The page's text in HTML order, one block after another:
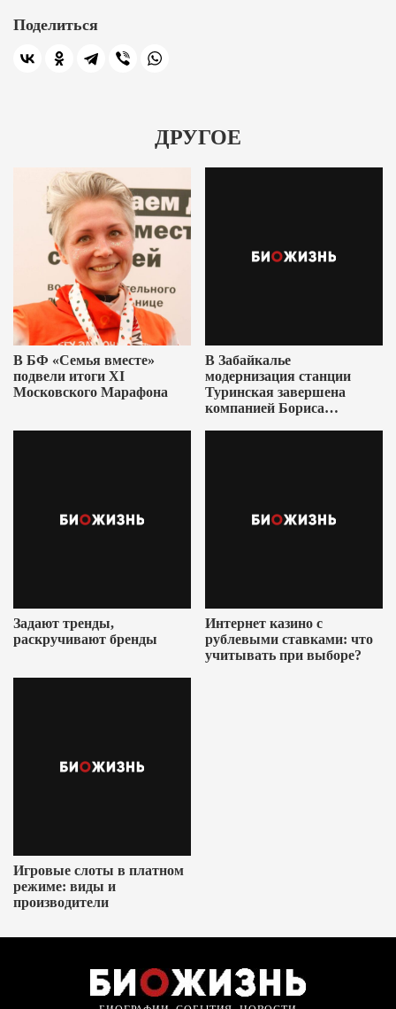
Поделиться
ДРУГОЕ
В БФ «Семья вместе»
подвели итоги XI
Московского Марафона
В Забайкалье
модернизация станции
Туринская завершена
компанией Бориса
Задают тренды,
раскручивают бренды
Интернет казино с
рублевыми ставками: что
учитывать при выборе?
Игровые слоты в платном
режиме: виды и
производители